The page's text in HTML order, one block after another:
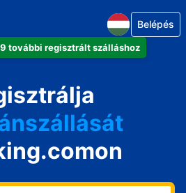
további regisztrált szálláshoz
Belépés
házát